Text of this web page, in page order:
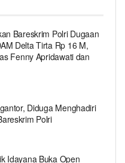
Bareskrim Polri Dugaan
Delta Tirta Rp 16 M,
Fenny Apridawati dan
Diduga Menghadiri
Polri
Idayana Buka Open